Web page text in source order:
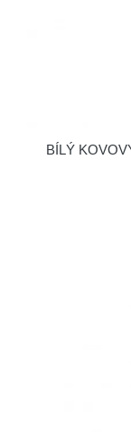
BÍLÝ